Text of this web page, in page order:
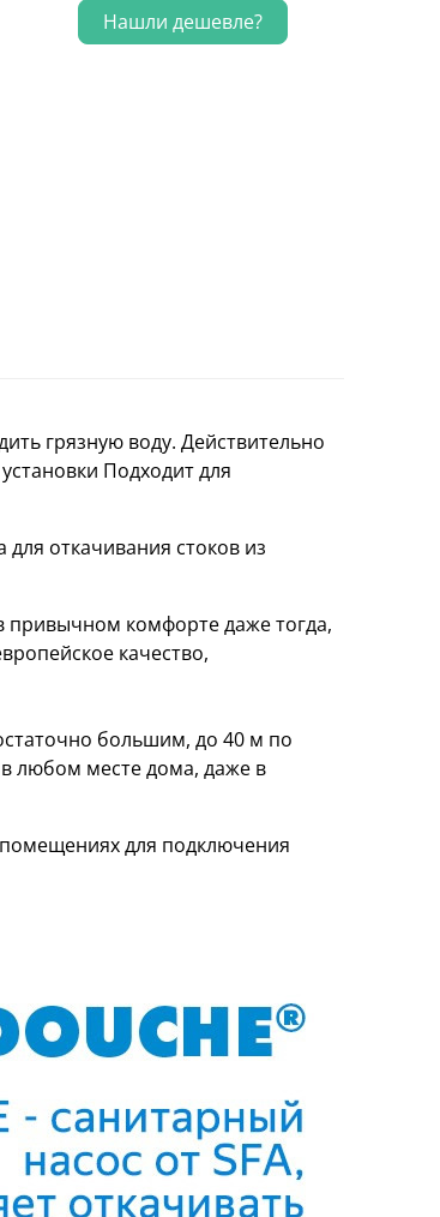
грязную воду. Действительно
Подходит для
откачивания стоков из
привычном комфорте даже тогда,
качество,
большим, до 40 м по
любом месте дома, даже в
для подключения